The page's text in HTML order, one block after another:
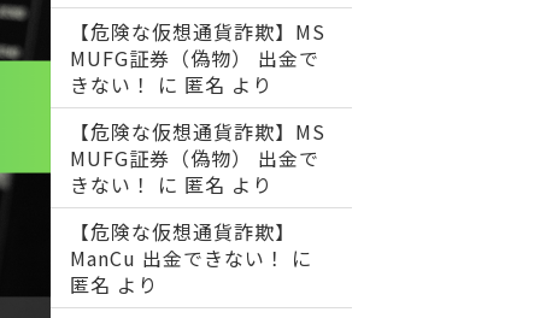
【危険な仮想通貨詐欺】MS
MUFG証券（偽物） 出金で
きない！
に 匿名 より
【危険な仮想通貨詐欺】MS
MUFG証券（偽物） 出金で
きない！
に 匿名 より
【危険な仮想通貨詐欺】
ManCu 出金できない！
に
匿名 より